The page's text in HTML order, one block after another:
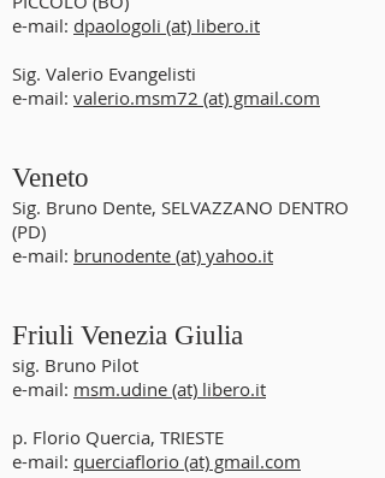
e-mail: dpaologoli (at) libero.it
Sig. Valerio Evangelisti
e-mail: valerio.msm72 (at) gmail.com
Veneto
Sig. Bruno Dente, SELVAZZANO DENTRO
(PD)
e-mail: brunodente (at) yahoo.it
Friuli Venezia Giulia
sig. Bruno Pilot
e-mail: msm.udine (at) libero.it
p. Florio Quercia, TRIESTE
e-mail: querciaflorio (at) gmail.com